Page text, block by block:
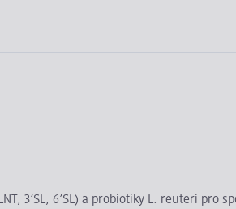
3’SL, 6’SL) a probiotiky L. reuteri pro